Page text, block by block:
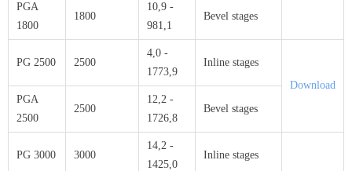
PGA
1800
1800
10,9 -
981,1
Bevel stages
PG 2500 2500
4,0 -
1773,9
Inline stages
Download
PGA
2500
2500
12,2 -
1726,8
Bevel stages
PG 3000 3000
14,2 -
1425,0
Inline stages